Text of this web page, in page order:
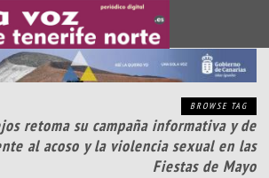
BROWSE TAG
retoma su campaña informativa y de
al acoso y la violencia sexual en las
Fiestas de Mayo